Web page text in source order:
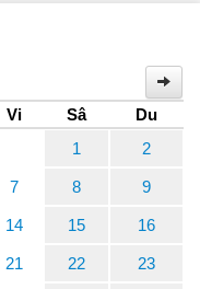
Vi Sâ
Du
1
2
7 8 9
14 15 16
21 22 23